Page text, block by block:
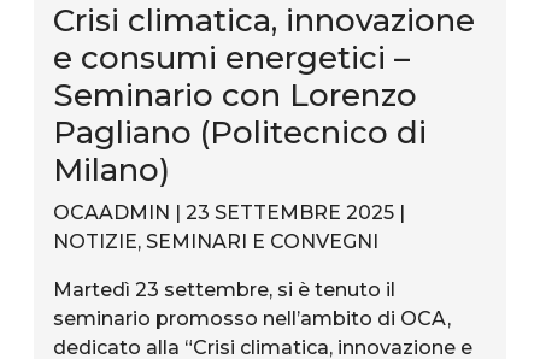
Crisi climatica, innovazione
e consumi energetici –
Seminario con Lorenzo
Pagliano (Politecnico di
Milano)
OCAADMIN | 23 SETTEMBRE 2025 |
NOTIZIE, SEMINARI E CONVEGNI
Martedì 23 settembre, si è tenuto il
seminario promosso nell’ambito di OCA,
dedicato alla “Crisi climatica, innovazione e